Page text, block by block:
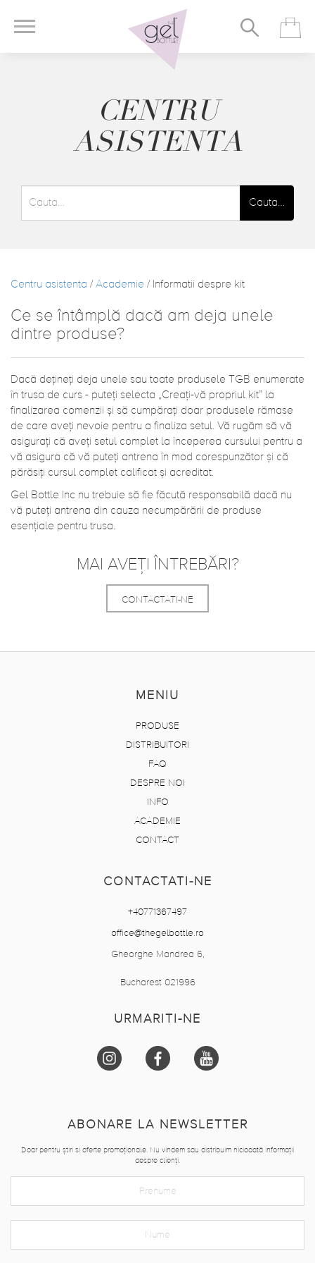
CENTRU
ASISTENTA
Cauta…
Centru asistenta / Academie / Informatii despre kit
Ce se întâmplă dacă am deja unele
dintre produse?
Dacă dețineți deja unele sau toate produsele TGB enumerate
în trusa de curs - puteți selecta „Creați-vă propriul kit” la
finalizarea comenzii și să cumpărați doar produsele rămase
de care aveți nevoie pentru a finaliza setul. Vă rugăm să vă
asigurați că aveți setul complet la începerea cursului pentru a
vă asigura că vă puteți antrena în mod corespunzător și că
părăsiți cursul complet calificat și acreditat.
Gel Bottle Inc nu trebuie să fie făcută responsabilă dacă nu
vă puteți antrena din cauza necumpărării de produse
esențiale pentru trusa.
MAI AVEȚI ÎNTREBĂRI?
CONTACTATI-NE
MENIU
PRODUSE
DISTRIBUITORI
FAQ
DESPRE NOI
INFO
ACADEMIE
CONTACT
CONTACTATI-NE
+40771367497
office@thegelbottle.ro
Gheorghe Mandrea 6,
Bucharest 021996
URMARITI-NE
ABONARE LA NEWSLETTER
Doar pentru știri si oferte promoționale. Nu vindem sau distribuim niciodată informații
despre clienți.